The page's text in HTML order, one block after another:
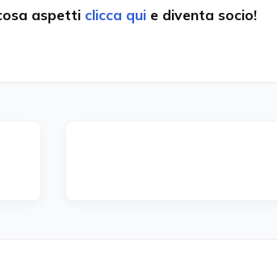
aspetti clicca qui e diventa socio!